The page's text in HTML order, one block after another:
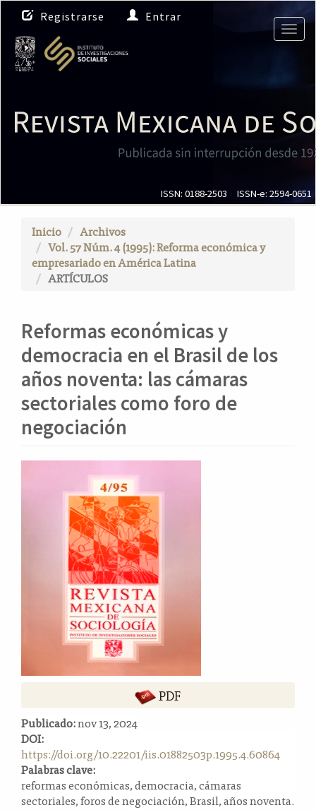
N
a
v
e
g
i
ó
n
c
a
n
t
e
n
i
d
o
r
a
r
a
l
Registrarse Entrar
ISSN: 0188-2503 ISSN-e: 2594-0651
Inicio
Archivos
Vol. 57 Núm. 4 (1995): Reforma económica y
empresariado en América Latina
ARTÍCULOS
Reformas económicas y
democracia en el Brasil de los
años noventa: las cámaras
sectoriales como foro de
negociación
lateral
artículo
PDF
Publicado:nov 13, 2024
DOI:
https://doi.org/10.22201/iis.01882503p.1995.4.60864
Palabras clave:
reformas económicas, democracia, cámaras
sectoriales, foros de negociación, Brasil, años noventa.